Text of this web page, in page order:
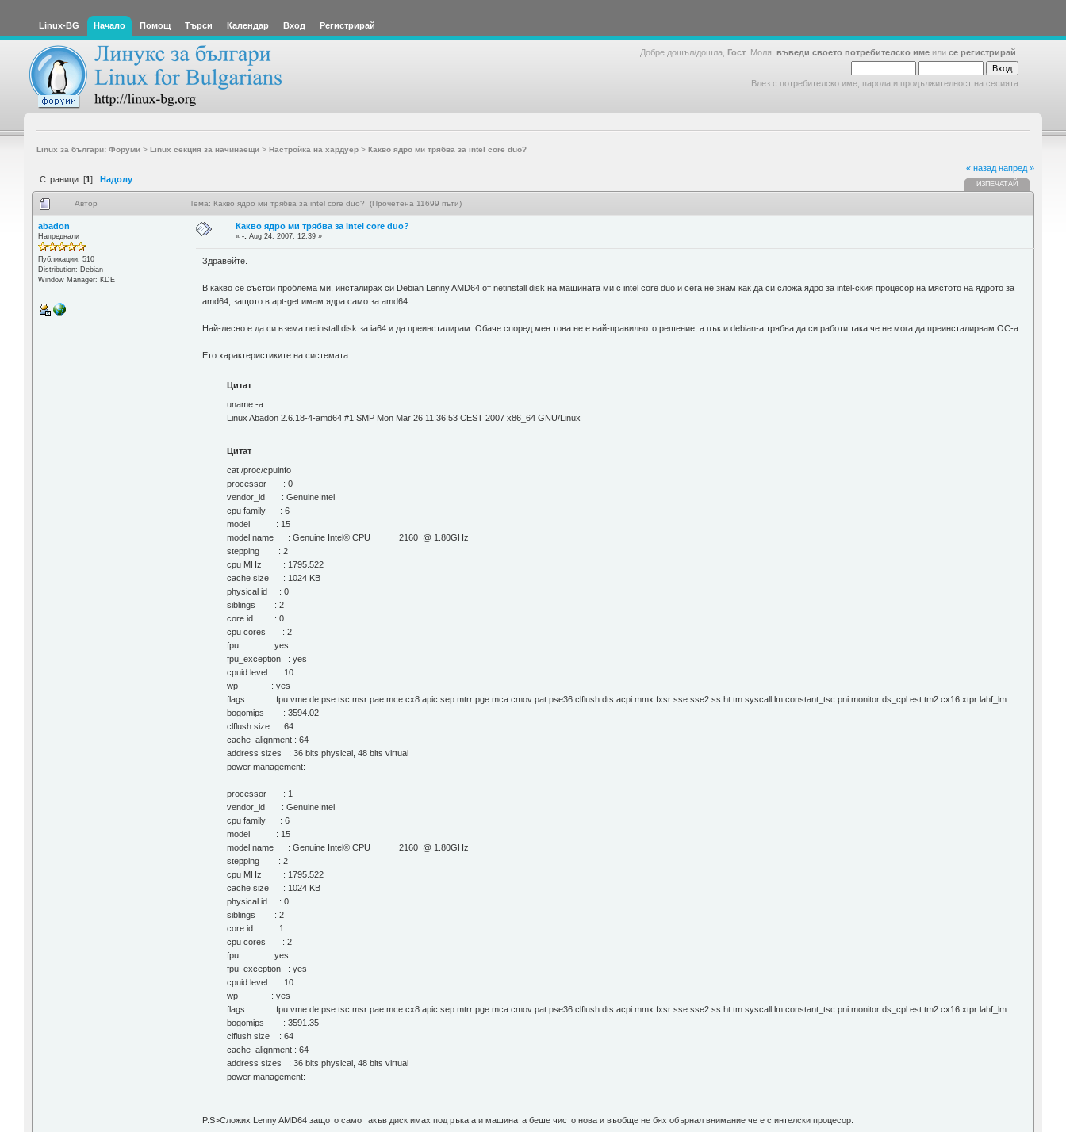
Linux-BG Начало Помощ Търси Календар Вход Регистрирай
Добре дошъл/дошла, Гост . Моля, въведи своето потребителско име или се регистрирай
Влез с потребителско име, парола и продължителност на сесията
Linux за българи: Форуми> Linux секция за начинаещи> Настройка на хардуер> Какво ядро ми трябва за intel core duo?
Страници: [1] Надолу
« назад напред »
ИЗПЕЧАТАЙ
Автор Тема: Какво ядро ми трябва за intel core duo? (Прочетена 11699 пъти)
abadon
Напреднали
Публикации: 510
Distribution: Debian
Window Manager: KDE
Какво ядро ми трябва за intel core duo?
«-: Aug 24, 2007, 12:39 »
Здравейте.
В какво се състои проблема ми, инсталирах си Debian Lenny AMD64 от netinstall disk на машината ми с intel core duo и сега не знам как да си сложа ядро за intel-ския процесор на мястото на ядрото за
amd64, защото в apt-get имам ядра само за amd64.
Най-лесно е да си взема netinstall disk за ia64 и да преинсталирам. Обаче според мен това не е най-правилното решение, а пък и debian-а трябва да си работи така че не мога да преинсталирвам ОС-а.
Ето характеристиките на системата:
Цитат
uname -a
Linux Abadon 2.6.18-4-amd64 #1 SMP Mon Mar 26 11:36:53 CEST 2007 x86_64 GNU/Linux
Цитат
cat /proc/cpuinfo
processor : 0
vendor_id : GenuineIntel
cpu family : 6
model : 15
model name : Genuine Intel® CPU 2160 @ 1.80GHz
stepping : 2
cpu MHz : 1795.522
cache size : 1024 KB
physical id : 0
siblings : 2
core id : 0
cpu cores : 2
fpu : yes
fpu_exception : yes
cpuid level : 10
wp : yes
flags : fpu vme de pse tsc msr pae mce cx8 apic sep mtrr pge mca cmov pat pse36 clflush dts acpi mmx fxsr sse sse2 ss ht tm syscall lm constant_tsc pni monitor ds_cpl est tm2 cx16 xtpr lahf_lm
bogomips : 3594.02
clflush size : 64
cache_alignment : 64
address sizes : 36 bits physical, 48 bits virtual
power management:
processor : 1
vendor_id : GenuineIntel
cpu family : 6
model : 15
model name : Genuine Intel® CPU 2160 @ 1.80GHz
stepping : 2
cpu MHz : 1795.522
cache size : 1024 KB
physical id : 0
siblings : 2
core id : 1
cpu cores : 2
fpu : yes
fpu_exception : yes
cpuid level : 10
wp : yes
flags : fpu vme de pse tsc msr pae mce cx8 apic sep mtrr pge mca cmov pat pse36 clflush dts acpi mmx fxsr sse sse2 ss ht tm syscall lm constant_tsc pni monitor ds_cpl est tm2 cx16 xtpr lahf_lm
bogomips : 3591.35
clflush size : 64
cache_alignment : 64
address sizes : 36 bits physical, 48 bits virtual
power management:
P.S>Сложих Lenny AMD64 защото само такъв диск имах под ръка а и машината беше чисто нова и въобще не бях обърнал внимание че е с интелски процесор.